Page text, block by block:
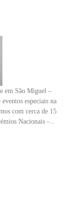
em São Miguel –
especiais na
com cerca de 15
Nacionais -...